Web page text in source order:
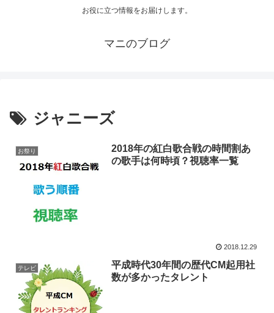
お役に立つ情報をお届けします。
マニのブログ
ジャニーズ
お祭り
2018年の紅白歌合戦の時間割あ
の歌手は何時頃？視聴率一覧
2018.12.29
テレビ
平成時代30年間の歴代CM起用社
数が多かったタレント